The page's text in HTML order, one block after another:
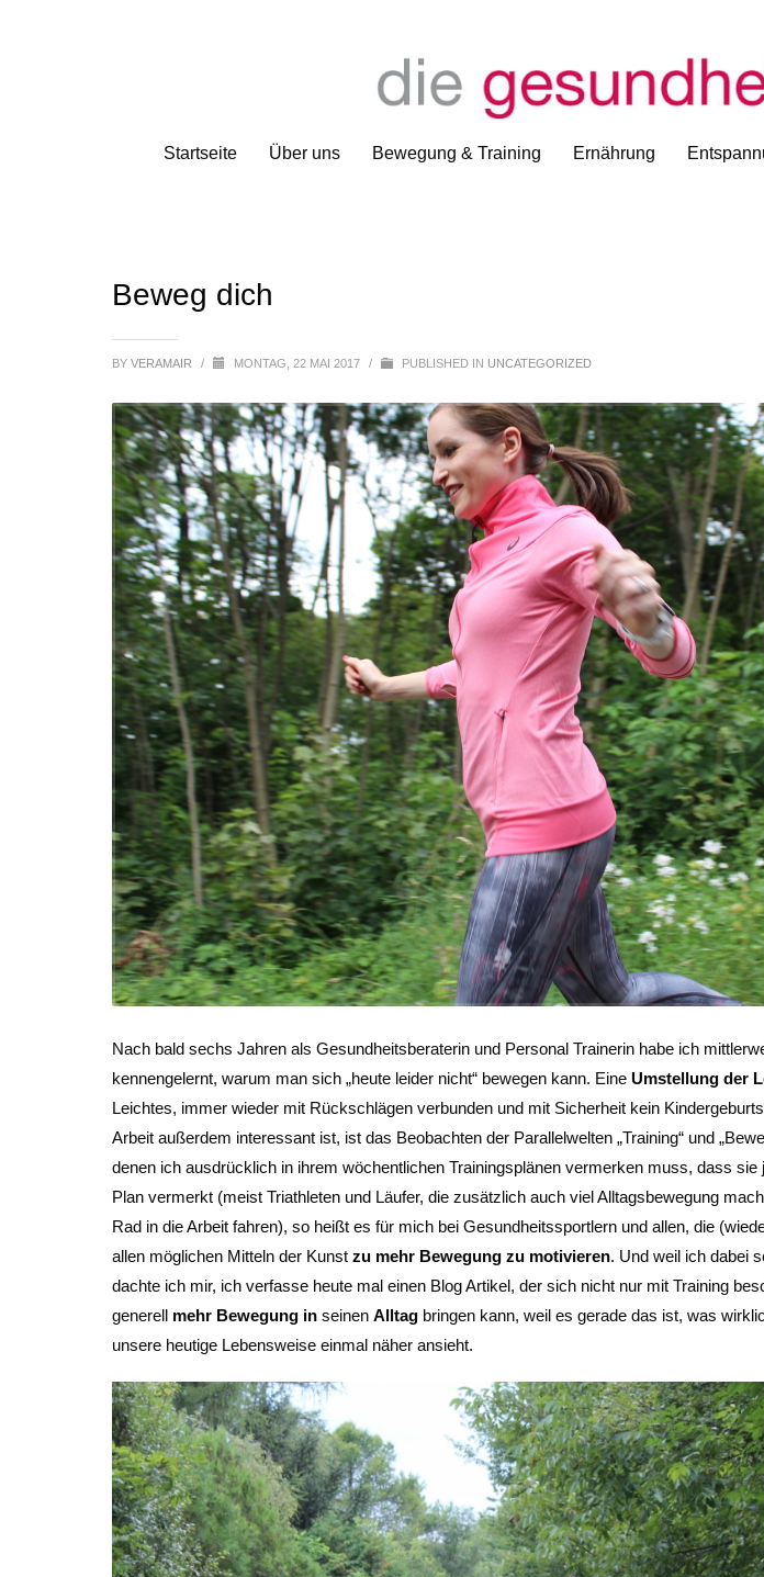
Startseite Über uns Bewegung & Training Ernährung
Beweg dich
BY VERAMAIR / MONTAG, 22 MAI 2017 / PUBLISHED IN UNCATEGORIZED
Nach bald sechs Jahren als Gesundheitsberaterin und Personal Trainerin habe ich
kennengelernt, warum man sich „heute leider nicht“ bewegen kann. Eine Umstellung der
Leichtes, immer wieder mit Rückschlägen verbunden und mit Sicherheit kein
Arbeit außerdem interessant ist, ist das Beobachten der Parallelwelten „Training“ und
denen ich ausdrücklich in ihrem wöchentlichen Trainingsplänen vermerken muss, dass
Plan vermerkt (meist Triathleten und Läufer, die zusätzlich auch viel Alltagsbewegung
Rad in die Arbeit fahren), so heißt es für mich bei Gesundheitssportlern und allen, die
allen möglichen Mitteln der Kunst zu mehr Bewegung zu motivieren. Und weil ich dabei
dachte ich mir, ich verfasse heute mal einen Blog Artikel, der sich nicht nur mit Training
generell mehr Bewegung in seinen Alltag bringen kann, weil es gerade das ist, was
unsere heutige Lebensweise einmal näher ansieht.